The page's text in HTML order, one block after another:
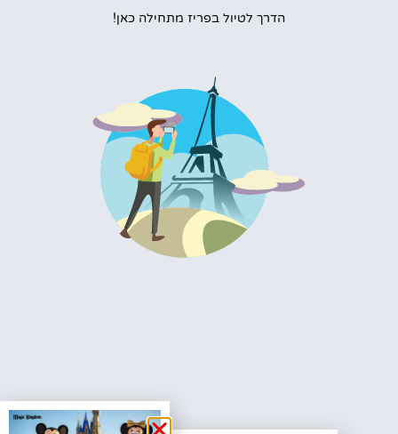
הדרך לטיול בפריז מתחילה כאן!